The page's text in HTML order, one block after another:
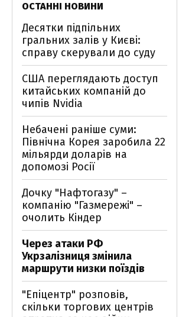
ОСТАННІ НОВИНИ
Десятки підпільних
гральних залів у Києві:
справу скерували до суду
США переглядають доступ
китайських компаній до
чипів Nvidia
Небачені раніше суми:
Північна Корея заробила 22
мільярди доларів на
допомозі Росії
Дочку "Нафтогазу" –
компанію "Газмережі" –
очолить Кіндер
Через атаки РФ
Укрзалізниця змінила
маршрути низки поїздів
"Епіцентр" розповів,
скільки торгових центрів